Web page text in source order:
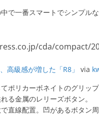
で一番スマートでシンプル
高級感が増した「R8」 via
ポリカーボネイトのグリップ
る金属のレリーズボタン。
直線配置。凹があるボタン